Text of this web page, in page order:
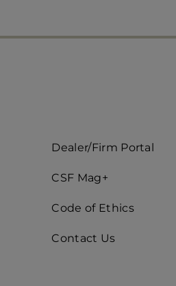
Accès
Dealer/Firm Portal
CSF Mag+
Code of Ethics
Contact Us